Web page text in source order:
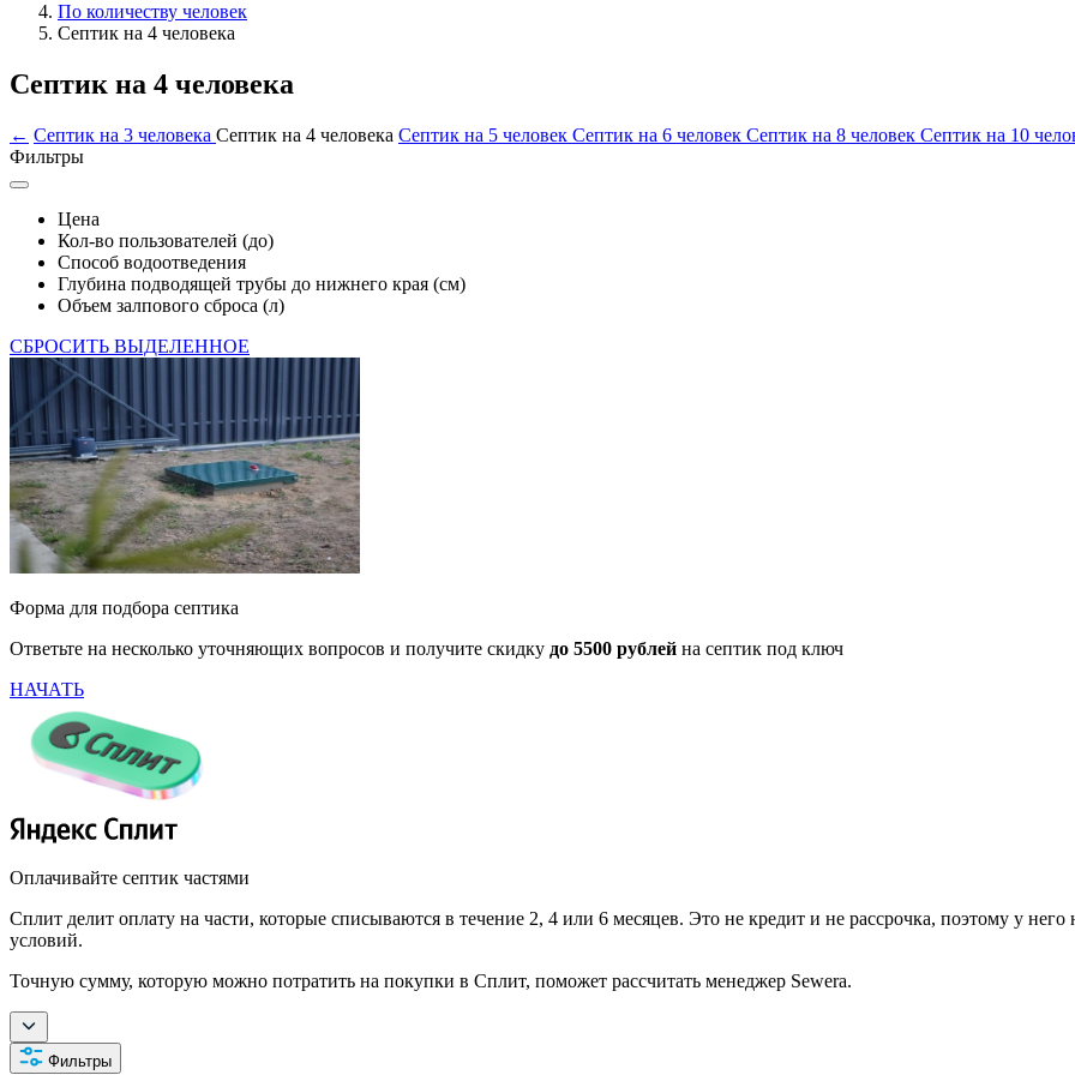
По количеству человек
Септик на 4 человека
Септик на 4 человека
← Септик на 3 человека Септик на 4 человека Септик на 5 человек Септик на 6 человек Септик на 8 человек Септик на 10
Фильтры
Цена
Кол-во пользователей (до)
Способ водоотведения
Глубина подводящей трубы до нижнего края (см)
Объем залпового сброса (л)
СБРОСИТЬ ВЫДЕЛЕННОЕ
Форма для подбора септика
Ответьте на несколько уточняющих вопросов и получите скидку до 5500 рублей на септик под ключ
НАЧАТЬ
Оплачивайте септик частями
Сплит делит оплату на части, которые списываются в течение 2, 4 или 6 месяцев. Это не кредит и не рассрочка, поэтому у
условий.
Точную сумму, которую можно потратить на покупки в Сплит, поможет рассчитать менеджер Sewera.
Фильтры